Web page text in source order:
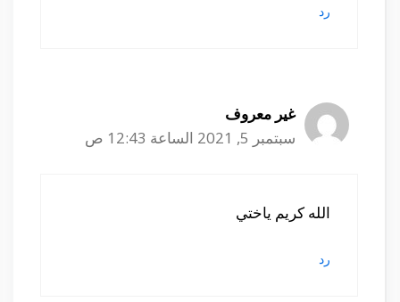
رد
غير معروف
سبتمبر 5, 2021 الساعة 12:43 ص
الله كريم ياختي
رد